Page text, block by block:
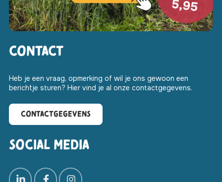
Contact
Heb je een vraag, opmerking of wil je ons gewoon een
berichtje sturen? Hier vind je al onze contactgegevens.
Contactgegevens
Social media